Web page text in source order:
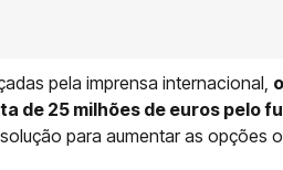
pela imprensa internacional,
de 25 milhões de euros pelo
para aumentar as opções